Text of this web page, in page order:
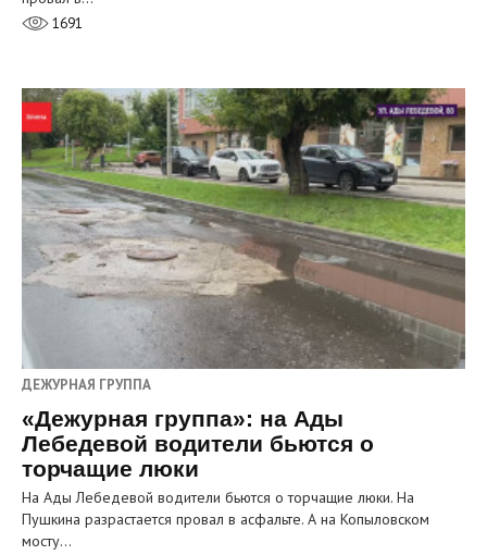
1691
ДЕЖУРНАЯ ГРУППА
«Дежурная группа»: на Ады
Лебедевой водители бьются о
торчащие люки
На Ады Лебедевой водители бьются о торчащие люки. На
Пушкина разрастается провал в асфальте. А на Копыловском
мосту…